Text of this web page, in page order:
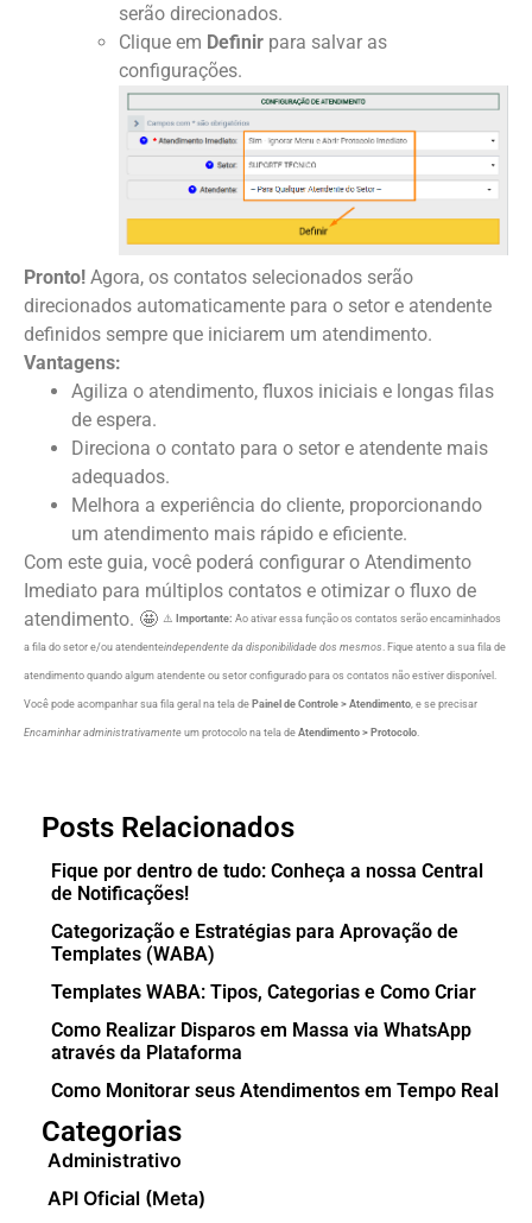
serão direcionados.
Clique em Definir para salvar as
configurações.
Pronto! Agora, os contatos selecionados serão
direcionados automaticamente para o setor e atendente
definidos sempre que iniciarem um atendimento.
Vantagens:
Agiliza o atendimento, fluxos iniciais e longas filas
de espera.
Direciona o contato para o setor e atendente mais
adequados.
Melhora a experiência do cliente, proporcionando
um atendimento mais rápido e eficiente.
Com este guia, você poderá configurar o Atendimento
Imediato para múltiplos contatos e otimizar o fluxo de
atendimento. 🤩 ⚠️ Importante: Ao ativar essa função os contatos serão encaminhados
a fila do setor e/ou atendenteindependente da disponibilidade dos mesmos . Fique atento a sua fila de
atendimento quando algum atendente ou setor configurado para os contatos não estiver disponível.
Você pode acompanhar sua fila geral na tela de Painel de Controle > Atendimento , e se precisar
Encaminhar administrativamente um protocolo na tela de Atendimento > Protocolo
Posts Relacionados
Fique por dentro de tudo: Conheça a nossa Central
de Notificações!
Categorização e Estratégias para Aprovação de
Templates (WABA)
Templates WABA: Tipos, Categorias e Como Criar
Como Realizar Disparos em Massa via WhatsApp
através da Plataforma
Como Monitorar seus Atendimentos em Tempo Real
Categorias
Administrativo
API Oficial (Meta)